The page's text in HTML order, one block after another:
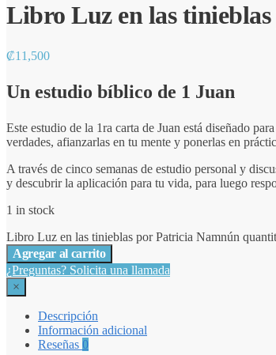
Libro Luz en las
₡11,500
Un estudio bíblico de 1 Juan
Este estudio de la 1ra carta de Juan está diseñado
verdades, afianzarlas en tu mente y ponerlas en
A través de cinco semanas de estudio personal y
y descubrir la aplicación para tu vida, para luego
1 in stock
Libro Luz en las tinieblas por Patricia Namnún
Agregar al carrito
¿Preguntas? Solicita una llamada
×
Descripción
Información adicional
Reseñas 0